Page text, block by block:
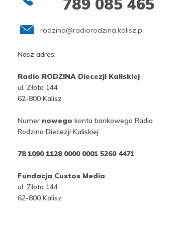
789 085 465
rodzina@radiorodzina.kalisz.pl
Nasz adres:
Radio RODZINA Diecezji Kaliskiej
ul. Złota 144
62-800 Kalisz
Numer nowego konta bankowego Radia
Rodzina Diecezji Kaliskiej:
78 1090 1128 0000 0001 5260 4471
Fundacja Custos Media
ul. Złota 144
62-800 Kalisz